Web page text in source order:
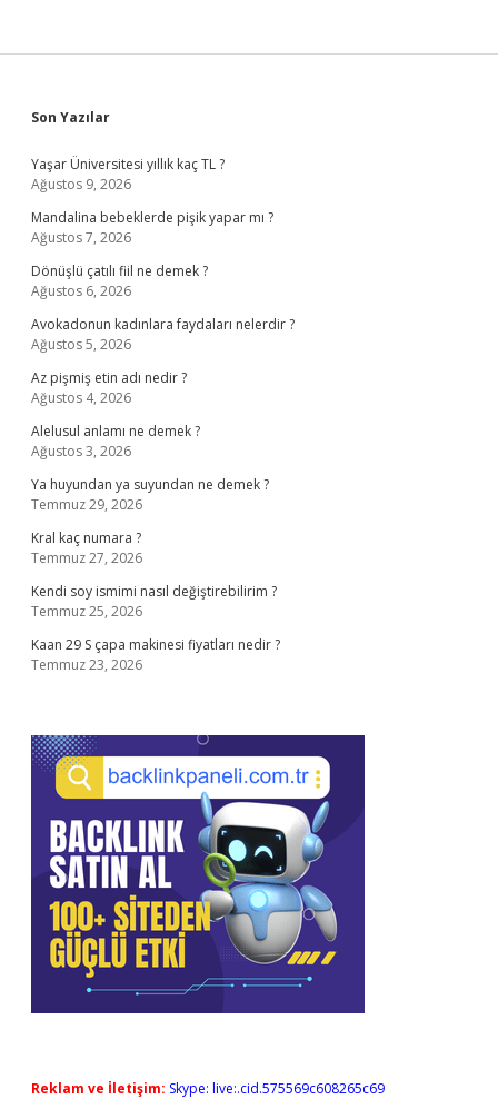
Sidebar
Son Yazılar
Yaşar Üniversitesi yıllık kaç TL ?
Ağustos 9, 2026
Mandalina bebeklerde pişik yapar mı ?
Ağustos 7, 2026
Dönüşlü çatılı fiil ne demek ?
Ağustos 6, 2026
Avokadonun kadınlara faydaları nelerdir ?
Ağustos 5, 2026
Az pişmiş etin adı nedir ?
Ağustos 4, 2026
Alelusul anlamı ne demek ?
Ağustos 3, 2026
Ya huyundan ya suyundan ne demek ?
Temmuz 29, 2026
Kral kaç numara ?
Temmuz 27, 2026
Kendi soy ismimi nasıl değiştirebilirim ?
Temmuz 25, 2026
Kaan 29 S çapa makinesi fiyatları nedir ?
Temmuz 23, 2026
Reklam ve İletişim: Skype: live:.cid.575569c608265c69